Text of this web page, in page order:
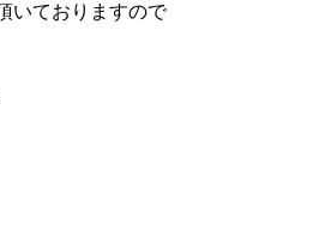
いておりますので